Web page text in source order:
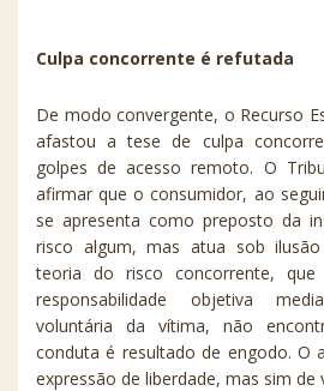
Culpa concorrente é refutada
De modo convergente, o Recurso
afastou a tese de culpa
golpes de acesso remoto. O
afirmar que o consumidor, ao
se apresenta como preposto da
risco algum, mas atua sob ilusão
teoria do risco concorrente,
responsabilidade objetiva
voluntária da vítima, não
conduta é resultado de engodo. O
expressão de liberdade, mas sim de